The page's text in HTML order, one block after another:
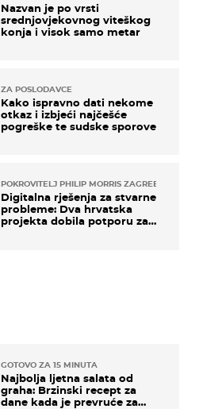
GOTOVO ZA 15 MINUTA
Najbolja ljetna salata od
graha: Brzinski recept za
dane kada je prevruće za
Nazvan je po vrsti
srednjovjekovnog viteškog
konja i visok samo metar
ZA POSLODAVCE
Kako ispravno dati nekome
otkaz i izbjeći najčešće
pogreške te sudske sporove
POKROVITELJ PHILIP MORRIS ZAGREB
Digitalna rješenja za stvarne
probleme: Dva hrvatska
projekta dobila potporu za